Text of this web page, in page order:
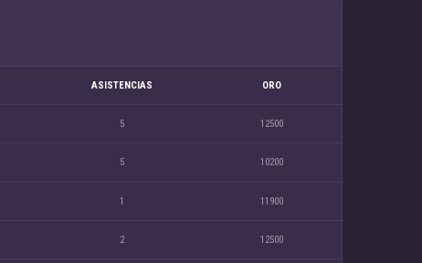
ASISTENCIAS ORO
5 12500
5 10200
1 11900
2 12500